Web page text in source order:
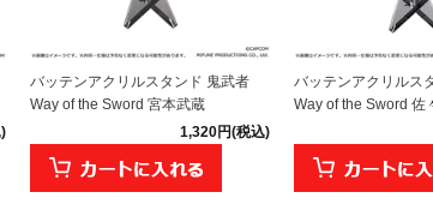
バッテンアクリルスタンド 鬼武者
Way of the Sword 宮本武蔵
1,320円(税込)
バッテンアクリルス
Way of the Sword 佐